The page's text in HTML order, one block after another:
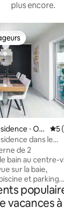
plus encore.
⋅ Oc
5
dans le
pied de la plage
de 2
bain au centre-
sur la baie,
et parking.
avec 1 lit
Marchez
pour rejoindre la
vacances